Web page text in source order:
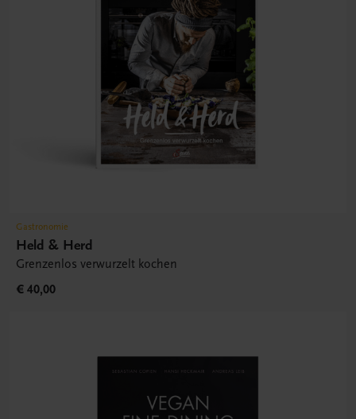
Gastronomie
Held & Herd
Grenzenlos verwurzelt kochen
€ 40,00